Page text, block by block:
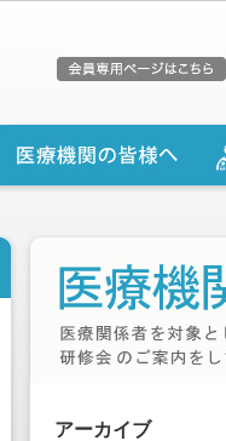
アーカイブ